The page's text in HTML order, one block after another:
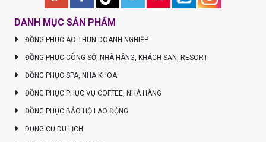
DANH MỤC SẢN PHẨM
ĐỒNG PHỤC ÁO THUN DOANH NGHIỆP
ĐỒNG PHỤC CÔNG SỞ, NHÀ HÀNG, KHÁCH SẠN, RESORT
ĐỒNG PHỤC SPA, NHA KHOA
ĐỒNG PHỤC PHỤC VỤ COFFEE, NHÀ HÀNG
ĐỒNG PHỤC BẢO HỘ LAO ĐỘNG
DỤNG CỤ DU LỊCH